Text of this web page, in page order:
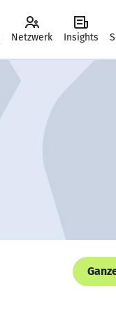
Netzwerk Insights